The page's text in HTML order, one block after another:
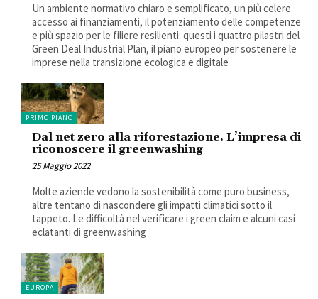
Un ambiente normativo chiaro e semplificato, un più celere
accesso ai finanziamenti, il potenziamento delle competenze
e più spazio per le filiere resilienti: questi i quattro pilastri del
Green Deal Industrial Plan, il piano europeo per sostenere le
imprese nella transizione ecologica e digitale
PRIMO PIANO
Dal net zero alla riforestazione. L’impresa di
riconoscere il greenwashing
25 Maggio 2022
Molte aziende vedono la sostenibilità come puro business,
altre tentano di nascondere gli impatti climatici sotto il
tappeto. Le difficoltà nel verificare i green claim e alcuni casi
eclatanti di greenwashing
EUROPA